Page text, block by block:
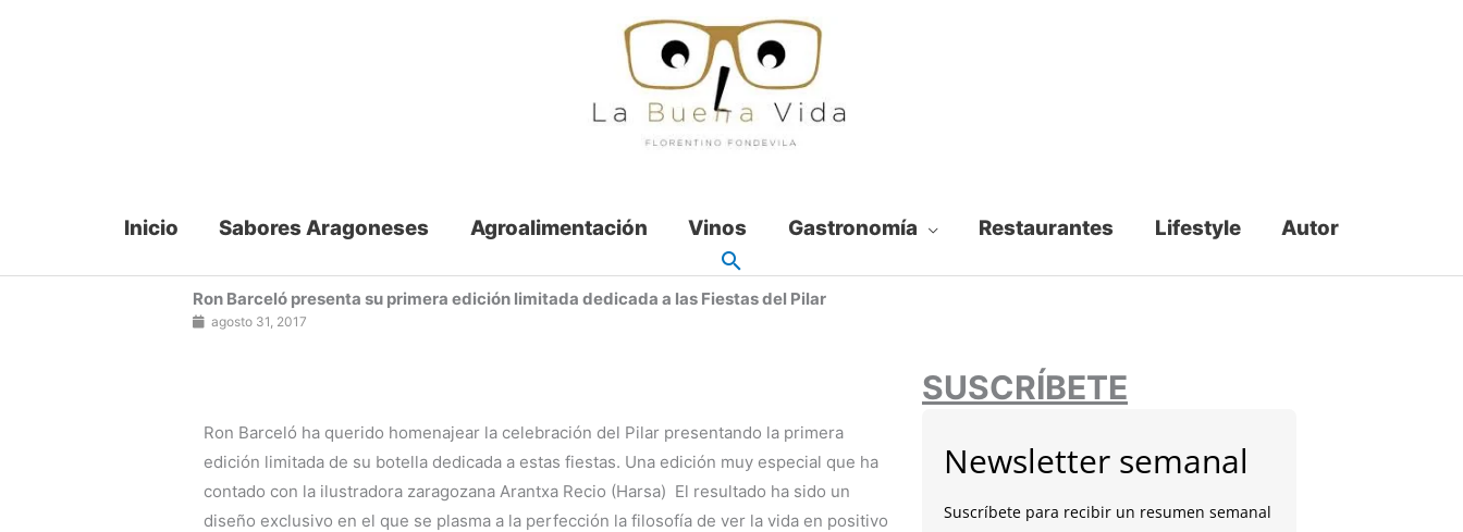
Inicio Sabores Aragoneses Agroalimentación Vinos Gastronomía Restaurantes Lifestyle Autor
Ron Barceló presenta su primera edición limitada dedicada a las Fiestas del Pilar
agosto 31, 2017
Ron Barceló ha querido homenajear la celebración del Pilar presentando la primera
edición limitada de su botella dedicada a estas fiestas. Una edición muy especial que ha
contado con la ilustradora zaragozana Arantxa Recio (Harsa) El resultado ha sido un
diseño exclusivo en el que se plasma a la perfección la filosofía de ver la vida en positivo
SUSCRÍBETE
Newsletter semanal
Suscríbete para recibir un resumen semanal